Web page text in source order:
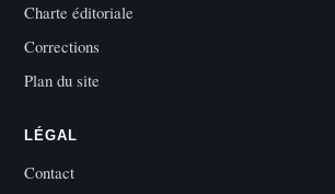
Charte éditoriale
Corrections
Plan du site
LÉGAL
Contact